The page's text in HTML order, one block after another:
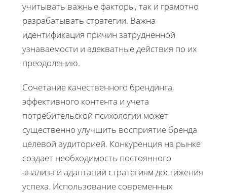
учитывать важные факторы, так и грамотно
разрабатывать стратегии. Важна
идентификация причин затрудненной
узнаваемости и адекватные действия по их
преодолению.
Сочетание качественного брендинга,
эффективного контента и учета
потребительской психологии может
существенно улучшить восприятие бренда
целевой аудиторией. Конкуренция на рынке
создает необходимость постоянного
анализа и адаптации стратегиям достижения
успеха. Использование современных